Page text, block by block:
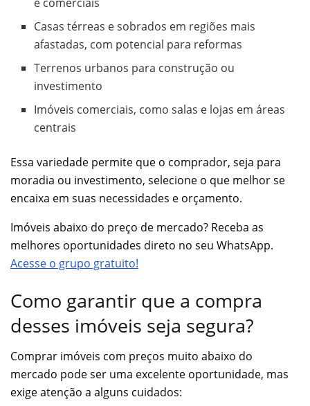
Casas térreas e sobrados em regiões mais
afastadas, com potencial para reformas
Terrenos urbanos para construção ou
investimento
Imóveis comerciais, como salas e lojas em áreas
centrais
Essa variedade permite que o comprador, seja para
moradia ou investimento, selecione o que melhor se
encaixa em suas necessidades e orçamento.
Imóveis abaixo do preço de mercado? Receba as
melhores oportunidades direto no seu WhatsApp.
Acesse o grupo gratuito!
Como garantir que a compra
desses imóveis seja segura?
Comprar imóveis com preços muito abaixo do
mercado pode ser uma excelente oportunidade, mas
exige atenção a alguns cuidados: